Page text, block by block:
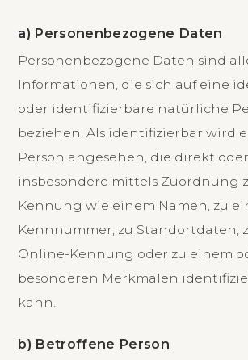
a) Personenbezogene Daten
Personenbezogene Daten sind
Informationen, die sich auf eine
oder identifizierbare natürliche
beziehen. Als identifizierbar wird
Person angesehen, die direkt
insbesondere mittels Zuordnung
Kennung wie einem Namen, zu
Kennnummer, zu Standortdaten,
Online-Kennung oder zu einem
besonderen Merkmalen
kann.
b) Betroffene Person